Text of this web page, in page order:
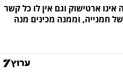
ארטישוק וגם אין לו כל קשר
חמנייה, וממנה מכינים מנה